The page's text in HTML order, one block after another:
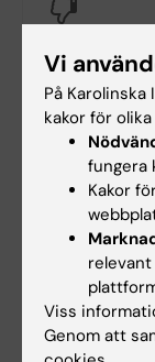
Robin
Sidan uppdaterad:
Vi
På
kakor för
fungera
Kakor
Viss
Genom att